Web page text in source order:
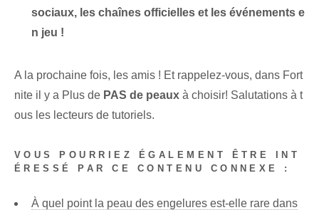
sociaux, les chaînes officielles et les événements e
n jeu !
A la prochaine fois, les amis ! Et rappelez-vous, dans ⁣Fort
nite⁢ il y a⁢ Plus de PAS de peaux à choisir! Salutations à t
ous les lecteurs de tutoriels.
VOUS POURRIEZ ÉGALEMENT ÊTRE INT
ÉRESSÉ PAR CE CONTENU CONNEXE :
À quel point la peau des engelures est-elle rare dans